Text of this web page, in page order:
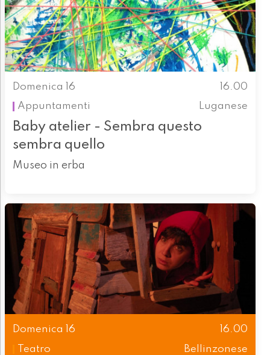
Domenica 16
16.00
Appuntamenti
Luganese
Baby atelier - Sembra questo
sembra quello
Museo in erba
Domenica 16
16.00
Teatro
Bellinzonese